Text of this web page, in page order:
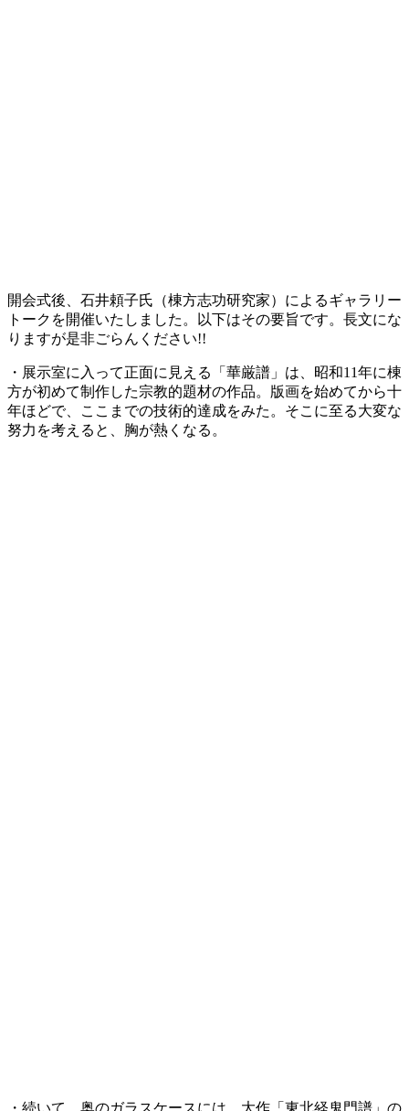
開会式後、石井頼子氏（棟方志功研究家）によるギャラリー
トークを開催いたしました。以下はその要旨です。長文にな
りますが是非ごらんください!!
・展示室に入って正面に見える「華厳譜」は、昭和11年に棟
方が初めて制作した宗教的題材の作品。版画を始めてから十
年ほどで、ここまでの技術的達成をみた。そこに至る大変な
努力を考えると、胸が熱くなる。
・続いて、奥のガラスケースには、大作「東北経鬼門譜」の